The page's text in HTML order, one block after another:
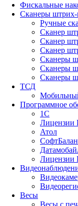
Фискальные
Сканеры штрих-
Ручные
Сканер
Сканер
Сканер
Сканеры
Сканеры
Сканеры
ТСД
Программное
1С
Атол
Лицензии
Весы
Весы с